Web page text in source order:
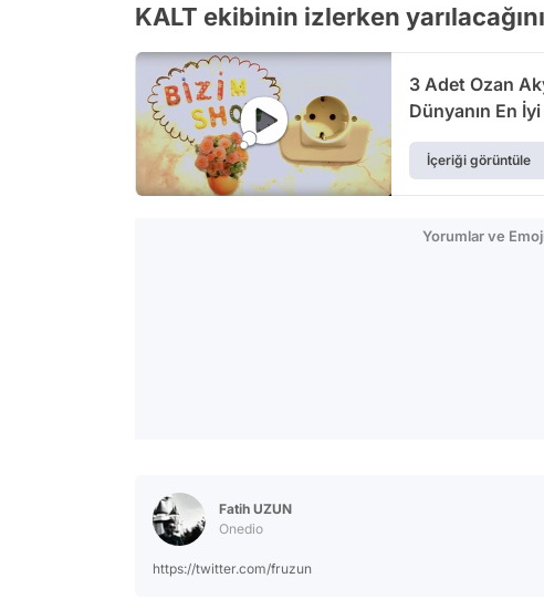
KALT ekibinin izlerken
3 Adet Ozan
Dünyanın En
İçeriği görüntüle
Yorumlar ve
Fatih UZUN
Onedio
https://twitter.com/fruzun